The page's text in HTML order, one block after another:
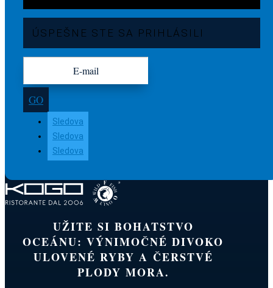
ÚSPEŠNE STE SA PRIHLÁSILI
GO
Sledova
Sledova
Sledova
UŽITE SI BOHATSTVO
OCEÁNU: VÝNIMOČNÉ DIVOKO
ULOVENÉ RYBY A ČERSTVÉ
PLODY MORA.